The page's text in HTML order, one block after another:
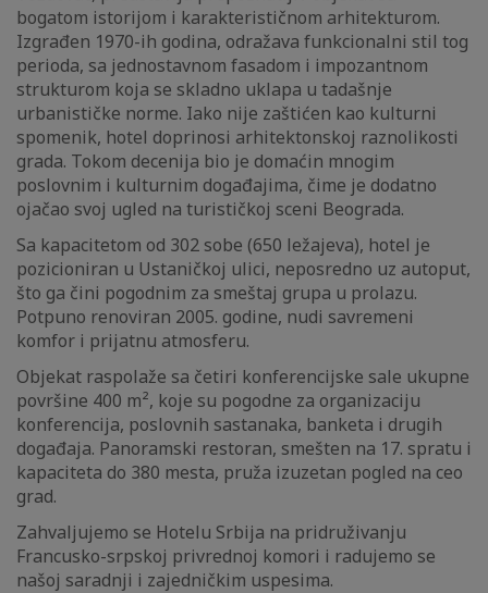
bogatom istorijom i karakterističnom arhitekturom.
Izgrađen 1970-ih godina, odražava funkcionalni stil tog
perioda, sa jednostavnom fasadom i impozantnom
strukturom koja se skladno uklapa u tadašnje
urbanističke norme. Iako nije zaštićen kao kulturni
spomenik, hotel doprinosi arhitektonskoj raznolikosti
grada. Tokom decenija bio je domaćin mnogim
poslovnim i kulturnim događajima, čime je dodatno
ojačao svoj ugled na turističkoj sceni Beograda.
Sa kapacitetom od 302 sobe (650 ležajeva), hotel je
pozicioniran u Ustaničkoj ulici, neposredno uz autoput,
što ga čini pogodnim za smeštaj grupa u prolazu.
Potpuno renoviran 2005. godine, nudi savremeni
komfor i prijatnu atmosferu.
Objekat raspolaže sa četiri konferencijske sale ukupne
površine 400 m², koje su pogodne za organizaciju
konferencija, poslovnih sastanaka, banketa i drugih
događaja. Panoramski restoran, smešten na 17. spratu i
kapaciteta do 380 mesta, pruža izuzetan pogled na ceo
grad.
Zahvaljujemo se Hotelu Srbija na pridruživanju
Francusko-srpskoj privrednoj komori i radujemo se
našoj saradnji i zajedničkim uspesima.